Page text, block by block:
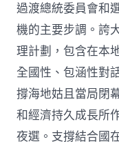
過渡總統委員會和
機的主要步調。誇
理計劃，包含在本
全國性、包涵性對
撐海地姑且當局閉
和經濟持久成長所
夜選。支撐結合國